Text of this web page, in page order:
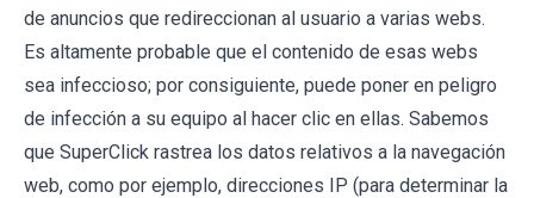
de anuncios que redireccionan al usuario a varias webs.
Es altamente probable que el contenido de esas webs
sea infeccioso; por consiguiente, puede poner en peligro
de infección a su equipo al hacer clic en ellas. Sabemos
que SuperClick rastrea los datos relativos a la navegación
web, como por ejemplo, direcciones IP (para determinar la